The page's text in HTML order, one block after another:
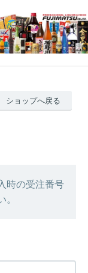
ショップへ戻る
時の受注番号
。